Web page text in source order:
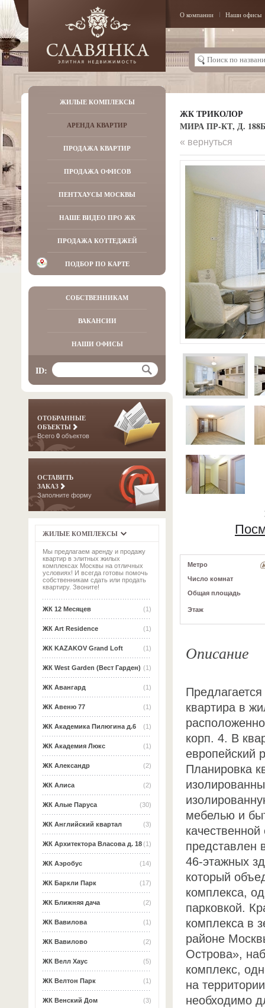
О компании Наши офисы
ЖИЛЫЕ КОМПЛЕКСЫ
АРЕНДА КВАРТИР
ПРОДАЖА КВАРТИР
ПРОДАЖА ОФИСОВ
ПЕНТХАУСЫ МОСКВЫ
НАШЕ ВИДЕО ПРО ЖК
ПРОДАЖА КОТТЕДЖЕЙ
ПОДБОР ПО КАРТЕ
СОБСТВЕННИКАМ
ВАКАНСИИ
НАШИ ОФИСЫ
ID:
ОТОБРАННЫЕ
ОБЪЕКТЫ
Всего 0 объектов
ОСТАВИТЬ
ЗАКАЗ
Заполните форму
ЖИЛЫЕ КОМПЛЕКСЫ
Мы предлагаем аренду и продажу
квартир в элитных жилых
комплексах Москвы на отличных
условиях! И всегда готовы помочь
собственникам сдать или продать
квартиру. Звоните!
(1)
ЖК 12 Месяцев
(1)
ЖК Art Residence
(1)
ЖК KAZAKOV Grand Loft
(1)
ЖК West Garden (Вест Гарден)
(1)
ЖК Авангард
(1)
ЖК Авеню 77
(1)
ЖК Академика Пилюгина д.6
(1)
ЖК Академия Люкс
(2)
ЖК Александр
(2)
ЖК Алиса
(30)
ЖК Алые Паруса
(3)
ЖК Английский квартал
(1)
ЖК Архитектора Власова д. 18
(14)
ЖК Аэробус
(17)
ЖК Баркли Парк
(2)
ЖК Ближняя дача
(1)
ЖК Вавилова
(2)
ЖК Вавилово
(5)
ЖК Велл Хаус
(1)
ЖК Велтон Парк
(3)
ЖК Венский Дом
ЖК ТРИКОЛОР
МИРА ПР-КТ, Д.
« вернуться
Метро
Число комнат
Общая площадь
Этаж
Описание
квартира в
корп. 4. В
европейский
Планировка
мебелью и
представлен
46-этажных
который
комплекса,
парковкой.
комплекса в
районе
Острова»,
комплекс,
на
необходимо